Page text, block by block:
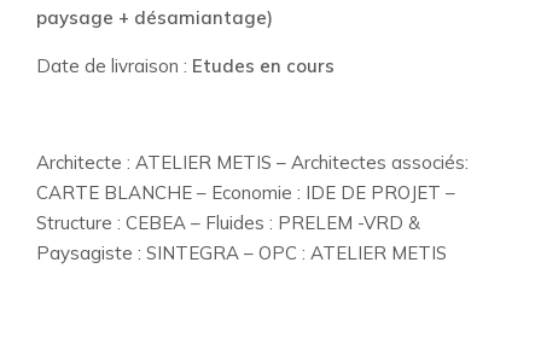
paysage + désamiantage)
Date de livraison : Etudes en cours
Architecte : ATELIER METIS – Architectes associés:
CARTE BLANCHE – Economie : IDE DE PROJET –
Structure : CEBEA – Fluides : PRELEM -VRD &
Paysagiste : SINTEGRA – OPC : ATELIER METIS